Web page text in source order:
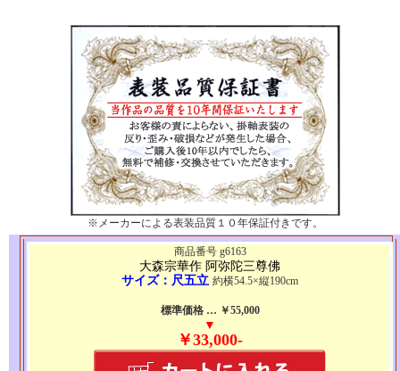
※メーカーによる表装品質１０年保証付きです。
商品番号 g6163
大森宗華作 阿弥陀三尊佛
サイズ：尺五立 約横54.5×縦190cm
標準価格 … ￥55,000
▼
￥33,000-